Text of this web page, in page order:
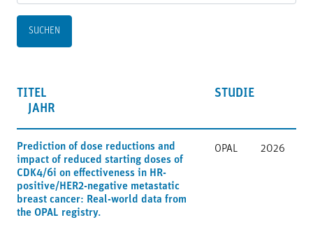
TITEL
STUDIE
JAHR
Prediction of dose reductions and
impact of reduced starting doses of
CDK4/6i on effectiveness in HR-
positive/HER2-negative metastatic
breast cancer: Real-world data from
the OPAL registry.
OPAL 2026